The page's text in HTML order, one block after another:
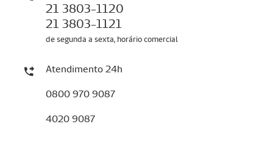
21 3803-1120
21 3803-1121
de segunda a sexta, horário comercial
Atendimento 24h
0800 970 9087
4020 9087